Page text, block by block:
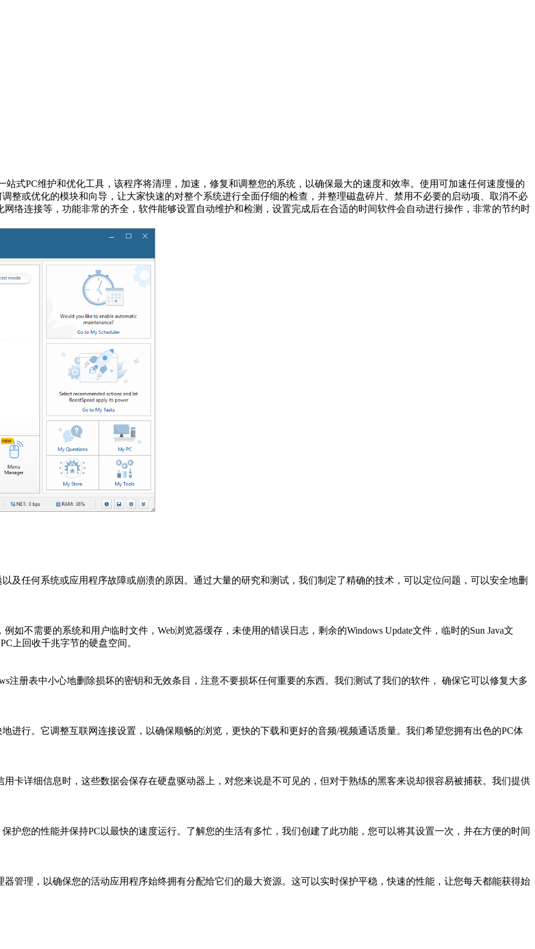
站式PC维护和优化工具，该程序将清理，加速，修复和调整您的系统，以确保最大的速度和效率。使用可加速任何速度慢的
整或优化的模块和向导，让大家快速的对整个系统进行全面仔细的检查，并整理磁盘碎片、禁用不必要的启动项、取消不必
络连接等，功能非常的齐全，软件能够设置自动维护和检测，设置完成后在合适的时间软件会自动进行操作，非常的节约时
及任何系统或应用程序故障或崩溃的原因。通过大量的研究和测试，我们制定了精确的技术，可以定位问题，可以安全地删
如不需要的系统和用户临时文件，Web浏览器缓存，未使用的错误日志，剩余的Windows Update文件，临时的Sun Java文
上回收千兆字节的硬盘空间。
注册表中小心地删除损坏的密钥和无效条目，注意不要损坏任何重要的东西。我们测试了我们的软件， 确保它可以修复大多
进行。它调整互联网连接设置，以确保顺畅的浏览，更快的下载和更好的音频/视频通话质量。我们希望您拥有出色的PC体
卡详细信息时，这些数据会保存在硬盘驱动器上，对您来说是不可见的，但对于熟练的黑客来说却很容易被捕获。我们提供
护您的性能并保持PC以最快的速度运行。了解您的生活有多忙，我们创建了此功能，您可以将其设置一次，并在方便的时间
管理，以确保您的活动应用程序始终拥有分配给它们的最大资源。这可以实时保护平稳，快速的性能，让您每天都能获得始